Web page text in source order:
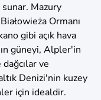
sunar. Mazury
Ormanı
gibi açık hava
güneyi, Alpler'in
ve
Denizi'nin kuzey
için idealdir.